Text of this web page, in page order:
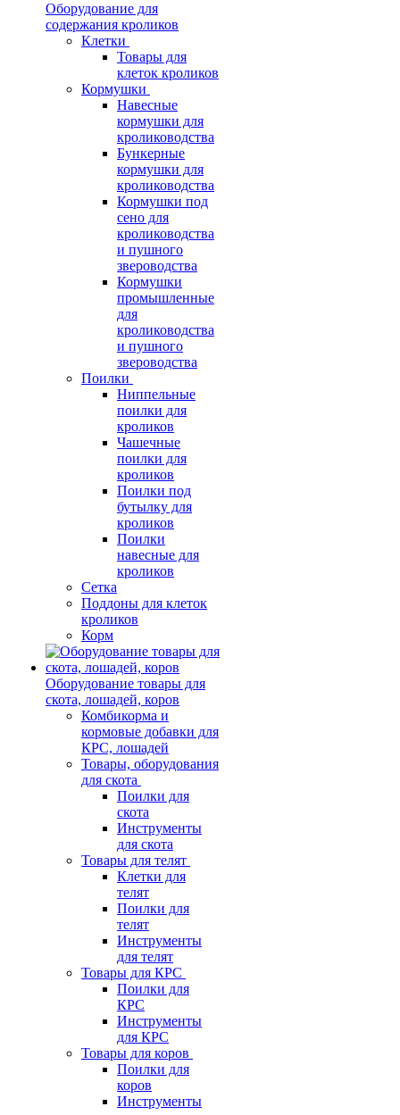
Оборудование для
содержания кроликов
Клетки
Товары для
клеток кроликов
Кормушки
Навесные
кормушки для
кролиководства
Бункерные
кормушки для
кролиководства
Кормушки под
сено для
кролиководства
и пушного
звероводства
Кормушки
промышленные
для
кролиководства
и пушного
звероводства
Поилки
Ниппельные
поилки для
кроликов
Чашечные
поилки для
кроликов
Поилки под
бутылку для
кроликов
Поилки
навесные для
кроликов
Сетка
Поддоны для клеток
кроликов
Корм
Оборудование товары для
скота, лошадей, коров
Комбикорма и
кормовые добавки для
КРС, лошадей
Товары, оборудования
для скота
Поилки для
скота
Инструменты
для скота
Товары для телят
Клетки для
телят
Поилки для
телят
Инструменты
для телят
Товары для КРС
Поилки для
КРС
Инструменты
для КРС
Товары для коров
Поилки для
коров
Инструменты